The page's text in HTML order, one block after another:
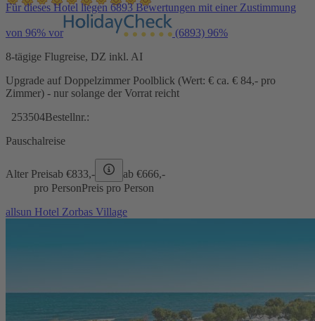
Für dieses Hotel liegen 6893 Bewertungen mit einer Zustimmung
von 96% vor (6893) 96%
8-tägige Flugreise, DZ inkl. AI
Upgrade auf Doppelzimmer Poolblick (Wert: € ca. € 84,- pro
Zimmer) - nur solange der Vorrat reicht
253504Bestellnr.:
Pauschalreise
Alter Preisab €833,- ab €666,-
pro PersonPreis pro Person
allsun Hotel Zorbas Village